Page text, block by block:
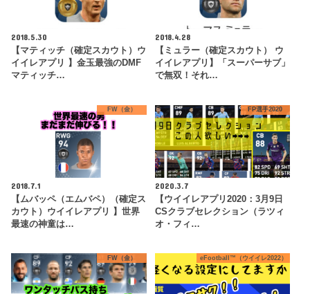
2018.5.30
【マティッチ（確定スカウト）ウ
イイレアプリ 】金玉最強のDMF
マティッチ…
2018.4.28
【ミュラー（確定スカウト） ウ
イイレアプリ】「スーパーサブ」
で無双！それ…
FW（金）
2018.7.1
【ムバッペ（エムバペ）（確定ス
カウト）ウイイレアプリ 】世界
最速の神童は…
FP選手2020
2020.3.7
【ウイイレアプリ2020：3月9日
CSクラブセレクション（ラツィ
オ・フィ…
FW（金） eFootball™（ウイイレ2022）